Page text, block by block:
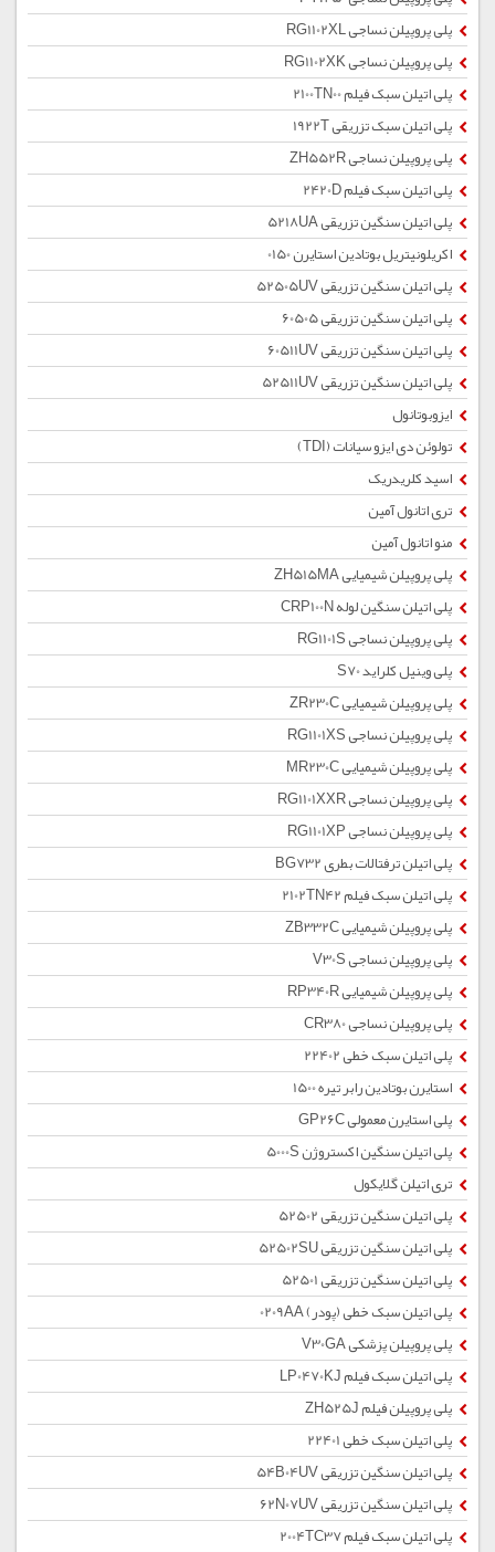
پلی پروپیلن نساجی RG1102XL
پلی پروپیلن نساجی RG1102XK
پلی اتیلن سبک فیلم 2100TN00
پلی اتیلن سبک تزریقی 1922T
پلی پروپیلن نساجی ZH552R
پلی اتیلن سبک فیلم 2420D
پلی اتیلن سنگین تزریقی 5218UA
اکریلونیتریل بوتادین استایرن 0150
پلی اتیلن سنگین تزریقی 52505UV
پلی اتیلن سنگین تزریقی 60505
پلی اتیلن سنگین تزریقی 60511UV
پلی اتیلن سنگین تزریقی 52511UV
ایزوبوتانول
تولوئن دی ایزو سیانات (TDI)
اسید کلریدریک
تری اتانول آمین
منو اتانول آمین
پلی پروپیلن شیمیایی ZH515MA
پلی اتیلن سنگین لوله CRP100N
پلی پروپیلن نساجی RG1101S
پلی وینیل کلراید S70
پلی پروپیلن شیمیایی ZR230C
پلی پروپیلن نساجی RG1101XS
پلی پروپیلن شیمیایی MR230C
پلی پروپیلن نساجی RG1101XXR
پلی پروپیلن نساجی RG1101XP
پلی اتیلن ترفتالات بطری BG732
پلی اتیلن سبک فیلم 2102TN42
پلی پروپیلن شیمیایی ZB332C
پلی پروپیلن نساجی V30S
پلی پروپیلن شیمیایی RP340R
پلی پروپیلن نساجی CR380
پلی اتیلن سبک خطی 22402
استایرن بوتادین رابر تیره 1500
پلی استایرن معمولی GP26C
پلی اتیلن سنگین اکستروژن 5000S
تری اتیلن گلایکول
پلی اتیلن سنگین تزریقی 52502
پلی اتیلن سنگین تزریقی 52502SU
پلی اتیلن سنگین تزریقی 52501
پلی اتیلن سبک خطی (پودر) 0209AA
پلی پروپیلن پزشکی V30GA
پلی اتیلن سبک فیلم LP0470KJ
پلی پروپیلن فیلم ZH525J
پلی اتیلن سبک خطی 22401
پلی اتیلن سنگین تزریقی 54B04UV
پلی اتیلن سنگین تزریقی 62N07UV
پلی اتیلن سبک فیلم 2004TC37